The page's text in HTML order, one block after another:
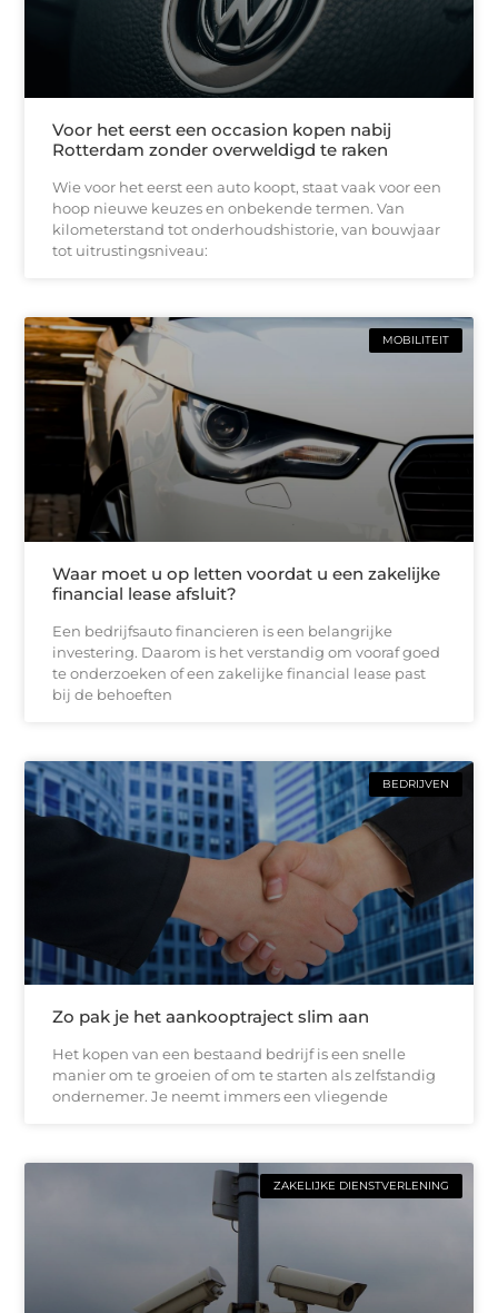
Voor het eerst een occasion kopen nabij
Rotterdam zonder overweldigd te raken
Wie voor het eerst een auto koopt, staat vaak voor een
hoop nieuwe keuzes en onbekende termen. Van
kilometerstand tot onderhoudshistorie, van bouwjaar
tot uitrustingsniveau:
MOBILITEIT
Waar moet u op letten voordat u een zakelijke
financial lease afsluit?
Een bedrijfsauto financieren is een belangrijke
investering. Daarom is het verstandig om vooraf goed
te onderzoeken of een zakelijke financial lease past
bij de behoeften
BEDRIJVEN
Zo pak je het aankooptraject slim aan
Het kopen van een bestaand bedrijf is een snelle
manier om te groeien of om te starten als zelfstandig
ondernemer. Je neemt immers een vliegende
ZAKELIJKE DIENSTVERLENING